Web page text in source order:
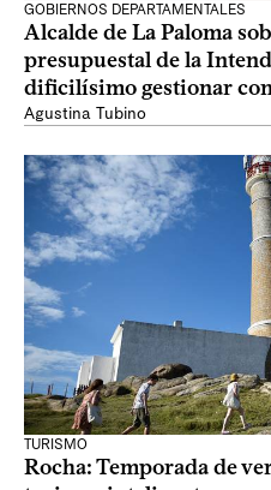
GOBIERNOS DEPARTAMENTALES
Alcalde de La Paloma
presupuestal de la
dificilísimo gestionar
Agustina Tubino
TURISMO
Rocha: Temporada de